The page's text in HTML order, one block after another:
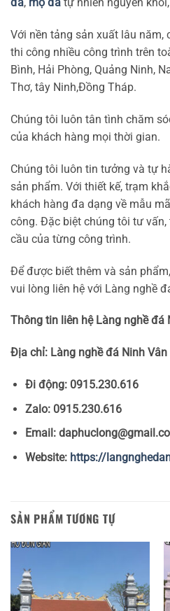
đá, mộ đá tự nhiên nguyên khối,
Với nền tảng sản xuất lâu năm,
thi công nhiều công trình trên
Bình, Hải Phòng, Quảng Ninh,
Thơ, tây Ninh,Đồng Tháp.
Chúng tôi luôn tân tình chăm
của khách hàng mọi thời gian.
Chúng tôi luôn tin tưởng và tự
sản phẩm. Với thiết kế, trạm
khách hàng đa dạng về mẫu
công. Đặc biệt chúng tôi tư vấn,
cầu của từng công trình.
Để được biết thêm và sản
vui lòng liên hệ với Làng nghề
Thông tin liên hệ Làng nghề đá
Địa chỉ: Làng nghề đá Ninh
Đi động: 0915.230.616
Zalo: 0915.230.616
Email:
Website: https://
SẢN PHẨM TƯƠNG TỰ